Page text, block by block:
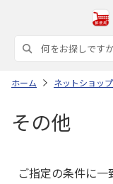
ホーム ネットショップ
その他
ご指定の条件に一